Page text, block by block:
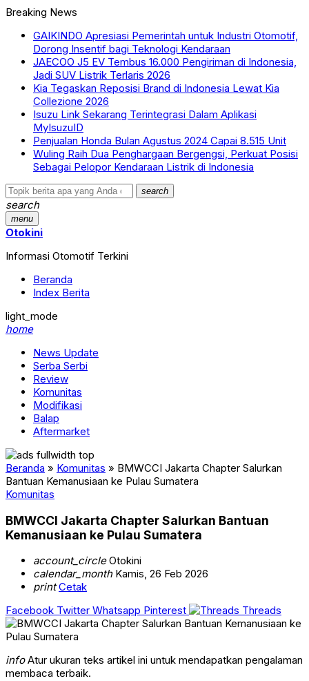
Breaking News
GAIKINDO Apresiasi Pemerintah untuk Industri Otomotif,
Dorong Insentif bagi Teknologi Kendaraan
JAECOO J5 EV Tembus 16.000 Pengiriman di Indonesia,
Jadi SUV Listrik Terlaris 2026
Kia Tegaskan Reposisi Brand di Indonesia Lewat Kia
Collezione 2026
Isuzu Link Sekarang Terintegrasi Dalam Aplikasi
MyIsuzuID
Penjualan Honda Bulan Agustus 2024 Capai 8.515 Unit
Wuling Raih Dua Penghargaan Bergengsi, Perkuat Posisi
Sebagai Pelopor Kendaraan Listrik di Indonesia
search
search
menu
Otokini
Informasi Otomotif Terkini
Beranda
Index Berita
light_mode
home
News Update
Serba Serbi
Review
Komunitas
Modifikasi
Balap
Aftermarket
Beranda » Komunitas » BMWCCI Jakarta Chapter Salurkan
Bantuan Kemanusiaan ke Pulau Sumatera
Komunitas
BMWCCI Jakarta Chapter Salurkan Bantuan
Kemanusiaan ke Pulau Sumatera
account_circleOtokini
calendar_monthKamis, 26 Feb 2026
print Cetak
Facebook Twitter Whatsapp Pinterest Threads
infoAtur ukuran teks artikel ini untuk mendapatkan pengalaman
membaca terbaik.